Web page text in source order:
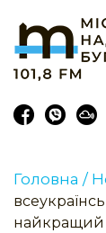
Головна /
найкращий